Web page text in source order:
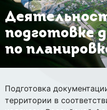
подготовке
по
Подготовка
территории в